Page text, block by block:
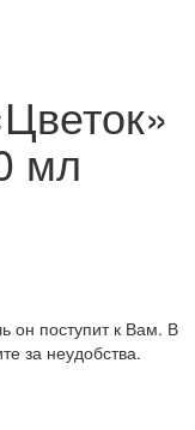
мл
он поступит к Вам. В
за неудобства.